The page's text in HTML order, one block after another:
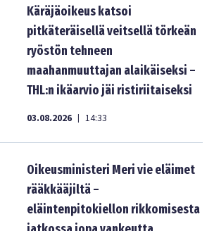
Käräjäoikeus katsoi
pitkäteräisellä veitsellä törkeän
ryöstön tehneen
maahanmuuttajan alaikäiseksi –
THL:n ikäarvio jäi ristiriitaiseksi
03.08.2026 | 14:33
Oikeusministeri Meri vie eläimet
rääkkääjiltä –
eläintenpitokiellon rikkomisesta